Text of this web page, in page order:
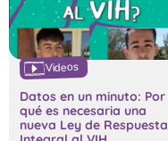
Videos
Datos en un minuto: Por
qué es necesaria una
nueva Ley de Respuesta